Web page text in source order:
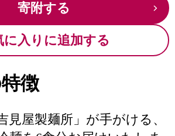
寄附する
に入りに追加する
徴
見屋製麺所」が手がける、